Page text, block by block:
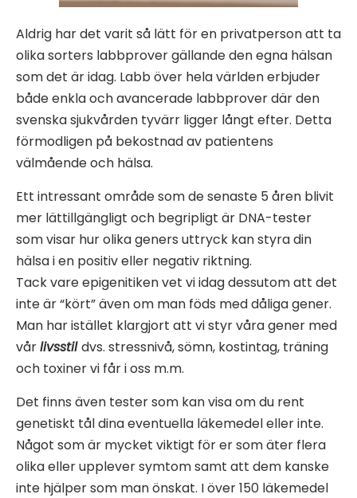
Aldrig har det varit så lätt för en privatperson att ta
olika sorters labbprover gällande den egna hälsan
som det är idag. Labb över hela världen erbjuder
både enkla och avancerade labbprover där den
svenska sjukvården tyvärr ligger långt efter. Detta
förmodligen på bekostnad av patientens
välmående och hälsa.
Ett intressant område som de senaste 5 åren blivit
mer lättillgängligt och begripligt är DNA-tester
som visar hur olika geners uttryck kan styra din
hälsa i en positiv eller negativ riktning.
Tack vare epigenitiken vet vi idag dessutom att det
inte är “kört” även om man föds med dåliga gener.
Man har istället klargjort att vi styr våra gener med
vårlivsstildvs. stressnivå, sömn, kostintag, träning
och toxiner vi får i oss m.m.
Det finns även tester som kan visa om du rent
genetiskt tål dina eventuella läkemedel eller inte.
Något som är mycket viktigt för er som äter flera
olika eller upplever symtom samt att dem kanske
inte hjälper som man önskat. I över 150 läkemedel